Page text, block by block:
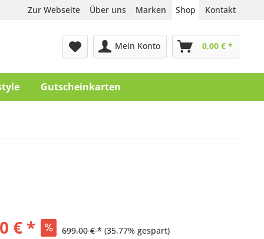
Zur Webseite Über uns Marken Shop Kontakt
Mein Konto 0,00 € *
Gutscheinkarten
€ * 699,00 € * (35,77% gespart)